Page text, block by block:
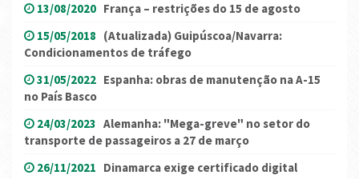
13/08/2020 França – restrições do 15 de agosto
15/05/2018 (Atualizada) Guipúscoa/Navarra:
Condicionamentos de tráfego
31/05/2022 Espanha: obras de manutenção na A-15
no País Basco
24/03/2023 Alemanha: "Mega-greve" no setor do
transporte de passageiros a 27 de março
26/11/2021 Dinamarca exige certificado digital